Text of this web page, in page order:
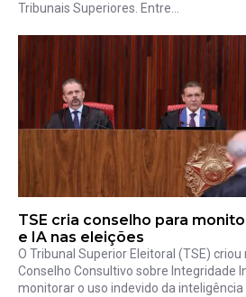
Tribunais Superiores. Entre...
TSE cria conselho para
e IA nas eleições
O Tribunal Superior Eleitoral (TSE)
Conselho Consultivo sobre Integridade
monitorar o uso indevido da